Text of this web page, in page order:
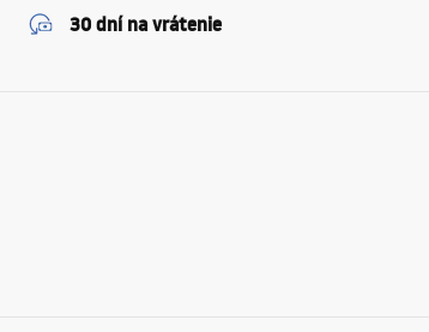
30 dní na vrátenie